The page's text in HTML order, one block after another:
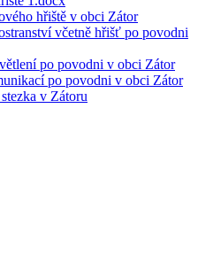
hřiště v obci Zátor
včetně hřišť po povodni
po povodni v obci Zátor
po povodni v obci Zátor
v Zátoru